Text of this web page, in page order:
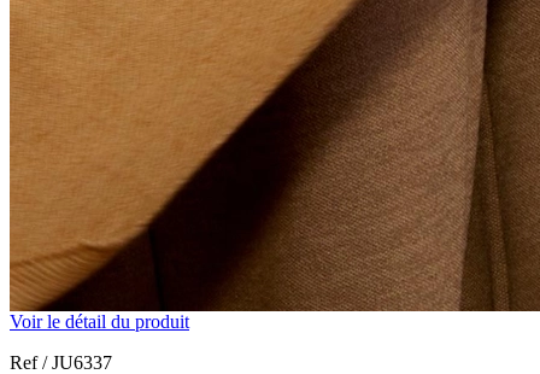
Voir le détail du produit
Ref /JU6337